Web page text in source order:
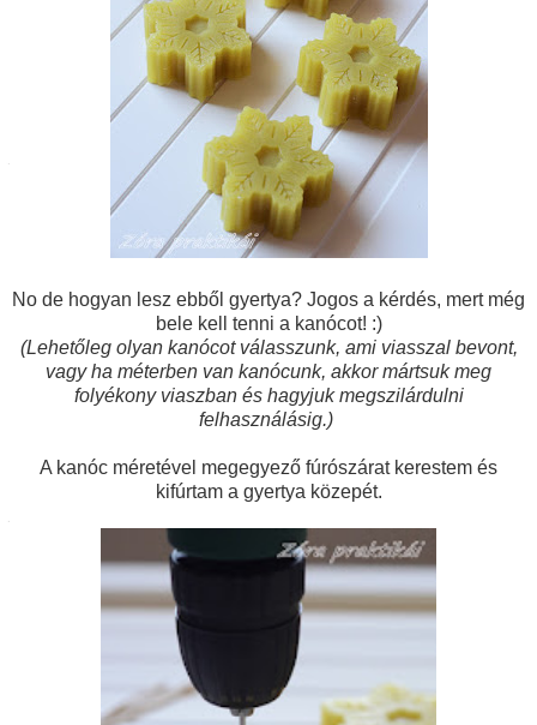
No de hogyan lesz ebből gyertya? Jogos a kérdés, mert még
bele kell tenni a kanócot! :)
(Lehetőleg olyan kanócot válasszunk, ami viasszal bevont,
vagy ha méterben van kanócunk, akkor mártsuk meg
folyékony viaszban és hagyjuk megszilárdulni
felhasználásig.)
A kanóc méretével megegyező fúrószárat kerestem és
kifúrtam a gyertya közepét.